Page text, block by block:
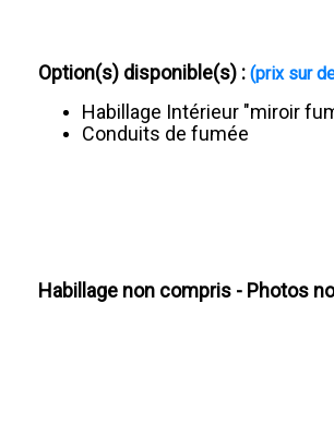
Option(s) disponible(s) : (prix sur
Habillage Intérieur "miroir
Conduits de fumée
Habillage non compris - Photos